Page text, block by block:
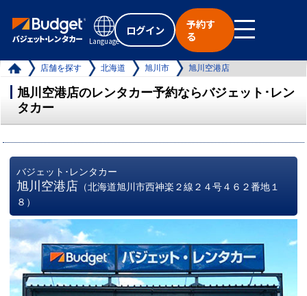
Language
ログイン
予約す
る
店舗を探す 北海道 旭川市 旭川空港店
旭川空港店のレンタカー予約ならバジェット･レン
タカー
バジェット･レンタカー
旭川空港店 （北海道旭川市西神楽２線２４号４６２番地１
８）